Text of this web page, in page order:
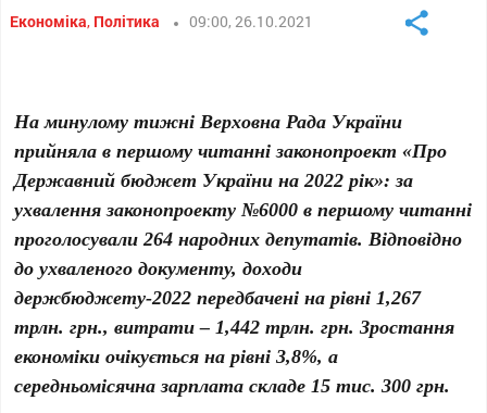
Економіка, Політика 09:00, 26.10.2021
На минулому тижні Верховна Рада України
прийняла в першому читанні законопроект «Про
Державний бюджет України на 2022 рік»: за
ухвалення законопроекту №6000 в першому читанні
проголосували 264 народних депутатів. Відповідно
до ухваленого документу, доходи
держбюджету-2022 передбачені на рівні 1,267
трлн. грн., витрати – 1,442 трлн. грн. Зростання
економіки очікується на рівні 3,8%, а
середньомісячна зарплата складе 15 тис. 300 грн.